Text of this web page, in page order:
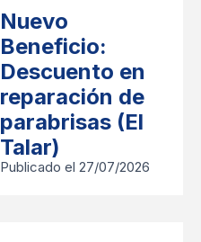
Nuevo
Beneficio:
Descuento en
reparación de
parabrisas (El
Talar)
Publicado el 27/07/2026